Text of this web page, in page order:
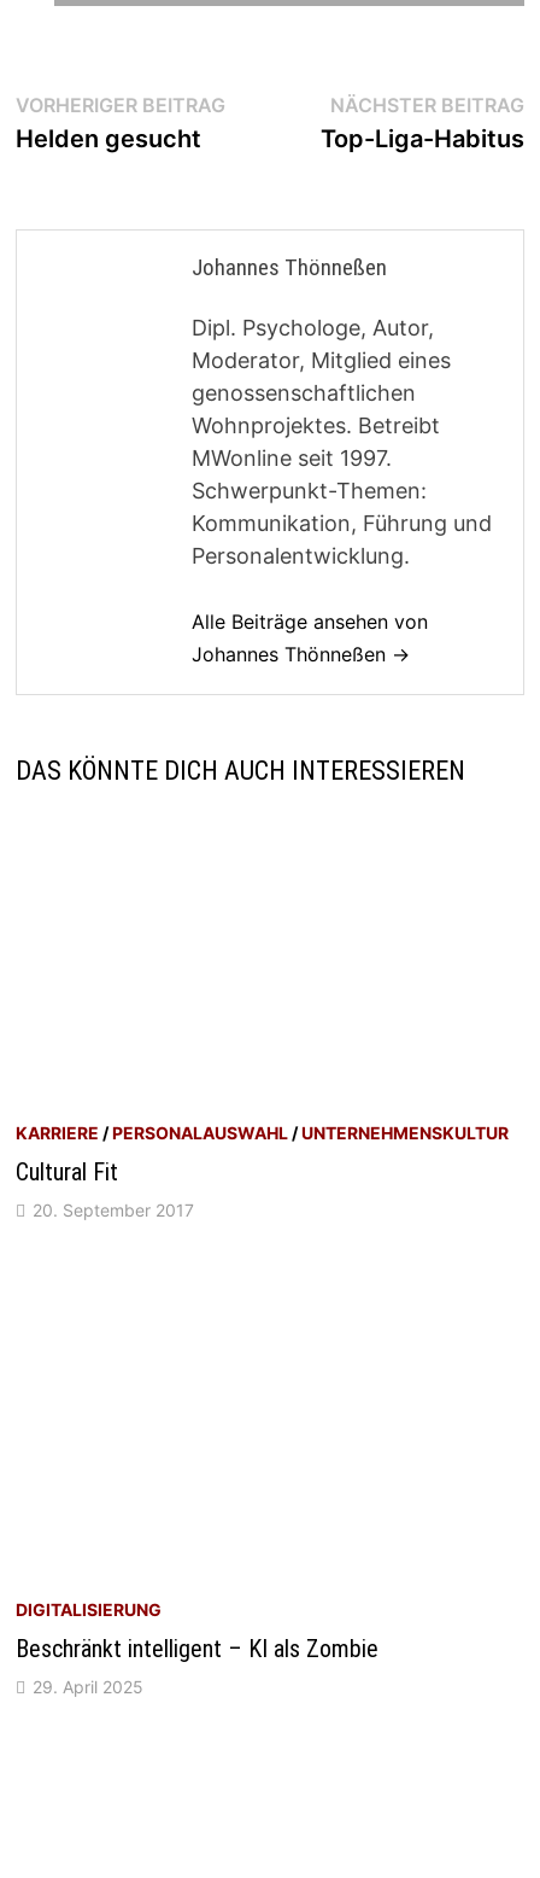
Beitragsnavigation
VORHERIGER BEITRAG Vorheriger
Helden gesucht
NÄCHSTER BEITRAG
Top-Liga-Habitus
Johannes Thönneßen
Dipl. Psychologe, Autor,
Moderator, Mitglied eines
genossenschaftlichen
Wohnprojektes. Betreibt
MWonline seit 1997.
Schwerpunkt-Themen:
Kommunikation, Führung und
Personalentwicklung.
Alle Beiträge ansehen von
Johannes Thönneßen →
DAS KÖNNTE DICH AUCH INTERESSIEREN
KARRIERE /PERSONALAUSWAHL/UNTERNEHMENSKULTUR
Cultural Fit
20. September 2017
DIGITALISIERUNG
Beschränkt intelligent – KI als Zombie
29. April 2025